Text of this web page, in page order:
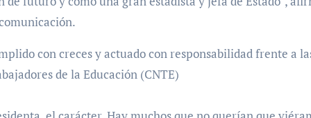
con creces y actuado con responsabilidad frente a
de la Educación (CNTE)